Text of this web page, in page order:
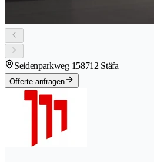
Seidenparkweg 158712 Stäfa
Offerte anfragen